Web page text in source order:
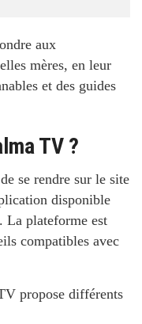
aux
mères, en leur
et des guides
TV ?
se rendre sur le site
disponible
La plateforme est
compatibles avec
propose différents